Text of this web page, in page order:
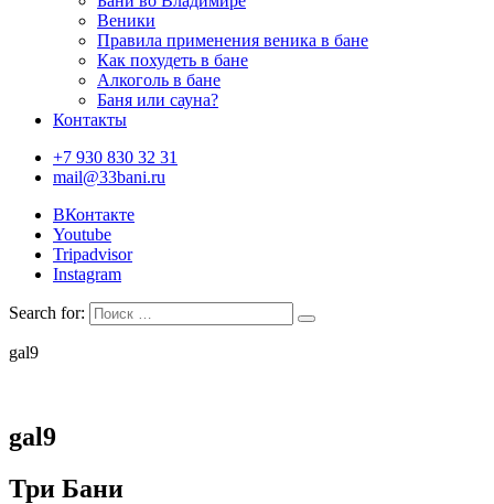
Веники
Правила применения веника в бане
Как похудеть в бане
Алкоголь в бане
Баня или сауна?
Контакты
+7 930 830 32 31
mail@33bani.ru
ВКонтакте
Youtube
Tripadvisor
Instagram
Search for:
gal9
gal9
Три Бани